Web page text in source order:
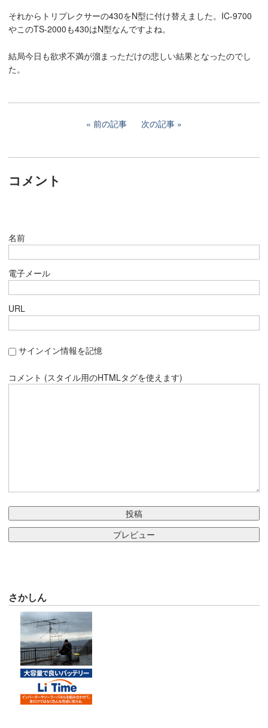
それからトリプレクサーの430をN型に付け替えました。IC-9700
やこのTS-2000も430はN型なんですよね。
結局今日も欲求不満が溜まっただけの悲しい結果となったのでし
た。
前の記事 次の記事
コメント
名前
電子メール
URL
サインイン情報を記憶
コメント (スタイル用のHTMLタグを使えます)
さかしん